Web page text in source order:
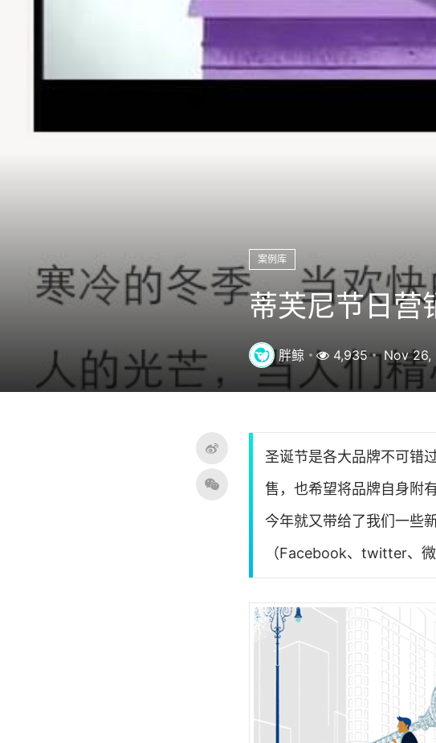
案例库
蒂芙尼节日营
胖鲸 4,935 Nov 26,
圣诞节是各大品牌不可错
售，也希望将品牌自身附
今年就又带给了我们一些
（Facebook、twitter、